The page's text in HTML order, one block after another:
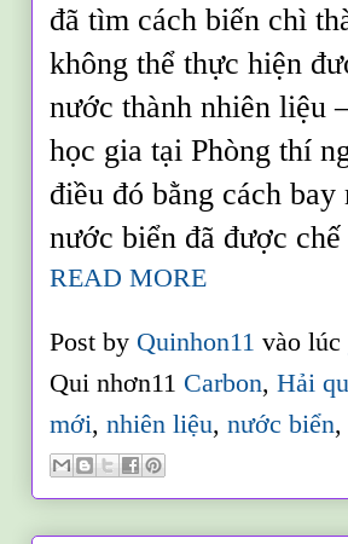
đã tìm cách biến chì
không thể thực hiện
nước thành nhiên liệu
học gia tại Phòng thí
điều đó bằng cách
nước biển đã được chế
READ MORE
Post by Quinhon11vào lúc
Qui nhơn11 Carbon,Hải
mới,nhiên liệu,nước biển